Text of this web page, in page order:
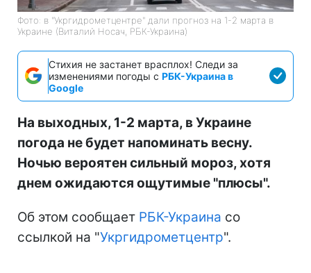
Фото: в "Укргидрометцентре" дали прогноз на 1-2 марта в
Украине (Виталий Носач, РБК-Украина)
Стихия не застанет врасплох! Следи за
изменениями погоды с РБК-Украина в
Google
На выходных, 1-2 марта, в Украине
погода не будет напоминать весну.
Ночью вероятен сильный мороз, хотя
днем ожидаются ощутимые "плюсы".
Об этом сообщает РБК-Украина со
ссылкой на "Укргидрометцентр".